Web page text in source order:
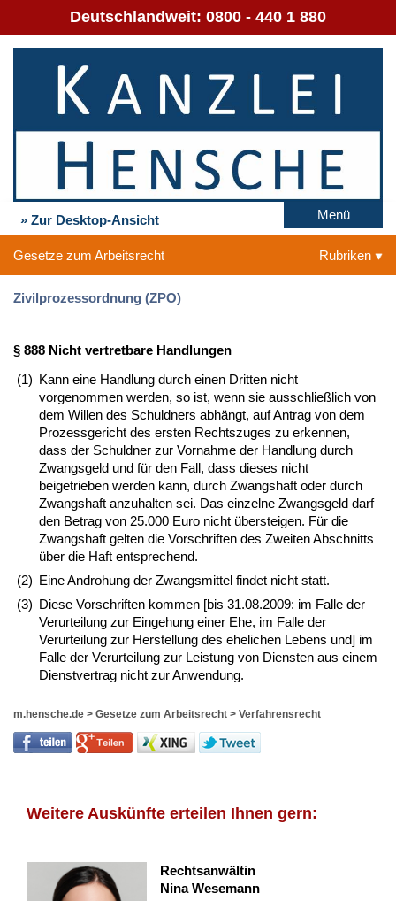
Deutschlandweit: 0800 - 440 1 880
» Zur Desktop-Ansicht Menü
Gesetze zum Arbeitsrecht Rubriken
Zivilprozessordnung (ZPO)
§ 888 Nicht vertretbare Handlungen
(1) Kann eine Handlung durch einen Dritten nicht
vorgenommen werden, so ist, wenn sie ausschließlich von
dem Willen des Schuldners abhängt, auf Antrag von dem
Prozessgericht des ersten Rechtszuges zu erkennen,
dass der Schuldner zur Vornahme der Handlung durch
Zwangsgeld und für den Fall, dass dieses nicht
beigetrieben werden kann, durch Zwangshaft oder durch
Zwangshaft anzuhalten sei. Das einzelne Zwangsgeld darf
den Betrag von 25.000 Euro nicht übersteigen. Für die
Zwangshaft gelten die Vorschriften des Zweiten Abschnitts
über die Haft entsprechend.
(2) Eine Androhung der Zwangsmittel findet nicht statt.
(3) Diese Vorschriften kommen [bis 31.08.2009: im Falle der
Verurteilung zur Eingehung einer Ehe, im Falle der
Verurteilung zur Herstellung des ehelichen Lebens und] im
Falle der Verurteilung zur Leistung von Diensten aus einem
Dienstvertrag nicht zur Anwendung.
m.hensche.de > Gesetze zum Arbeitsrecht > Verfahrensrecht
Weitere Auskünfte erteilen Ihnen gern:
Rechtsanwältin
Nina Wesemann